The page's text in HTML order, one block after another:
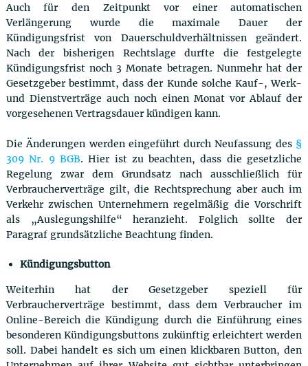
Auch für den Zeitpunkt vor einer automatischen
Verlängerung wurde die maximale Dauer der
Kündigungsfrist von Dauerschuldverhältnissen geändert.
Nach der bisherigen Rechtslage durfte die festgelegte
Kündigungsfrist noch 3 Monate betragen. Nunmehr hat der
Gesetzgeber bestimmt, dass der Kunde solche Kauf-, Werk-
und Dienstverträge auch noch einen Monat vor Ablauf der
vorgesehenen Vertragsdauer kündigen kann.
Die Änderungen werden eingeführt durch Neufassung des §
309 Nr. 9 BGB. Hier ist zu beachten, dass die gesetzliche
Regelung zwar dem Grundsatz nach ausschließlich für
Verbraucherverträge gilt, die Rechtsprechung aber auch im
Verkehr zwischen Unternehmern regelmäßig die Vorschrift
als „Auslegungshilfe“ heranzieht. Folglich sollte der
Paragraf grundsätzliche Beachtung finden.
Kündigungsbutton
Weiterhin hat der Gesetzgeber speziell für
Verbraucherverträge bestimmt, dass dem Verbraucher im
Online-Bereich die Kündigung durch die Einführung eines
besonderen Kündigungsbuttons zukünftig erleichtert werden
soll. Dabei handelt es sich um einen klickbaren Button, den